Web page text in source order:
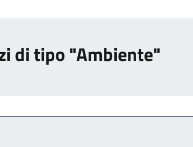
di tipo "Ambiente"